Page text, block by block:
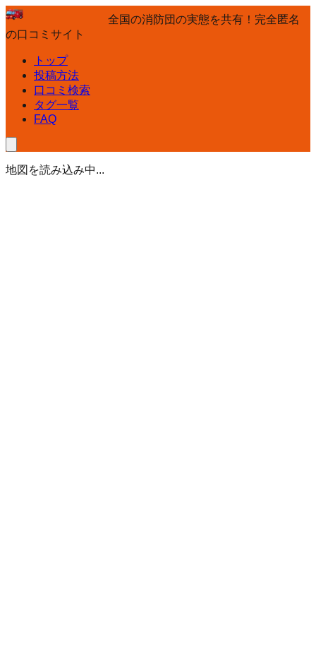
全国の消防団の実態を共有！完全匿名
の口コミサイト
トップ
投稿方法
口コミ検索
タグ一覧
FAQ
地図を読み込み中...